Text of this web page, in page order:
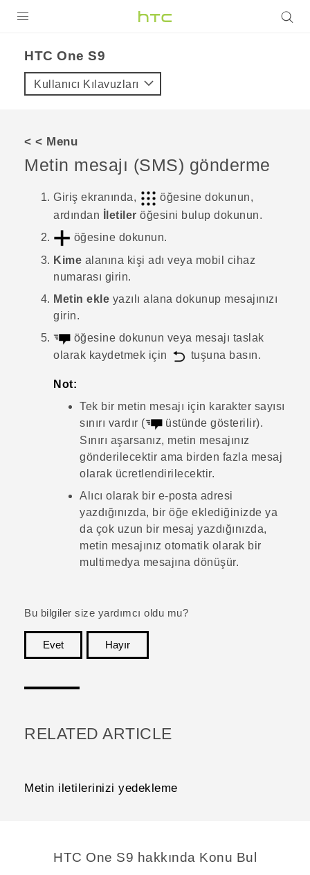
VIVE
VIVERSE
DESTEK
HTC One S9‎
Kullanıcı Kılavuzları
< < Menu
Metin mesajı (SMS) gönderme
Giriş ekranında,
öğesine dokunun,
ardından
İletiler öğesini bulup dokunun.
öğesine dokunun.
Kime alanına kişi adı veya mobil cihaz
numarası girin.
Metin ekle yazılı alana dokunup mesajınızı
girin.
öğesine dokunun veya mesajı taslak
olarak kaydetmek için
tuşuna basın.
Not:
Tek bir metin mesajı için karakter sayısı
sınırı vardır (
üstünde gösterilir).
Sınırı aşarsanız, metin mesajınız
gönderilecektir ama birden fazla mesaj
olarak ücretlendirilecektir.
Alıcı olarak bir e-posta adresi
yazdığınızda, bir öğe eklediğinizde ya
da çok uzun bir mesaj yazdığınızda,
metin mesajınız otomatik olarak bir
multimedya mesajına dönüşür.
Bu bilgiler size yardımcı oldu mu?
Evet
Hayır
RELATED ARTICLE
Metin iletilerinizi yedekleme
HTC One S9 hakkında Konu Bul